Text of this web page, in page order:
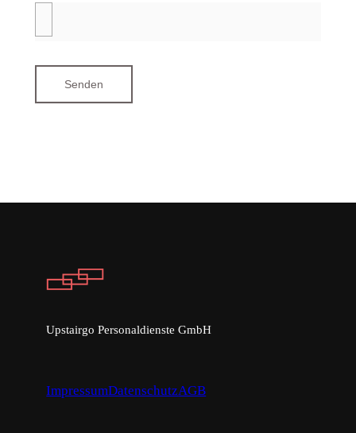
Senden
Upstairgo Personaldienste GmbH
ImpressumDatenschutzAGB